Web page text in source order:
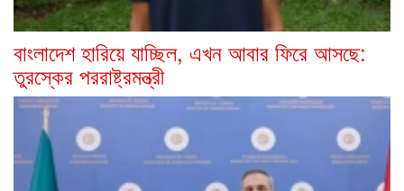
বাংলাদেশ হারিয়ে যাচ্ছিল, এখন আবার ফিরে আসছে:
তুরস্কের পররাষ্ট্রমন্ত্রী